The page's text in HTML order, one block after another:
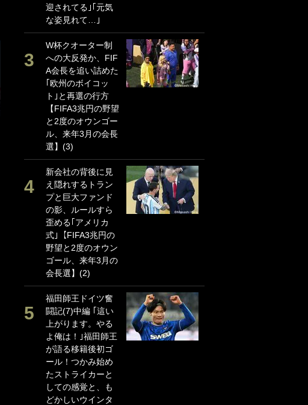
迎されてる｣｢元気
な姿見れて…｣
W杯クオーター制
への大反発か、FIF
A会長を追い詰めた
｢欧州のボイコッ
ト｣と再選の行方
【FIFA3兆円の野望
と2度のオウンゴー
ル、来年3月の会長
選】(3)
新会社の背後に見
え隠れするトラン
プと巨大ファンド
の影、ルールすら
歪める｢アメリカ
式｣【FIFA3兆円の
野望と2度のオウン
ゴール、来年3月の
会長選】(2)
福田師王ドイツ奮
闘記(7)中編 ｢這い
上がります。やる
よ俺は！｣福田師王
が語る移籍後初ゴ
ール！つかみ始め
たストライカーと
しての感覚と、も
どかしいウインタ